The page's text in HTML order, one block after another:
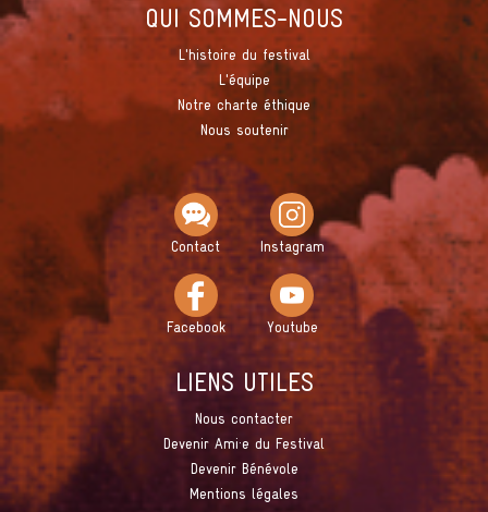
QUI SOMMES-NOUS
L'histoire du festival
L'équipe
Notre charte éthique
Nous soutenir
Contact Instagram
Facebook Youtube
LIENS UTILES
Nous contacter
Devenir Ami·e du Festival
Devenir Bénévole
Mentions légales